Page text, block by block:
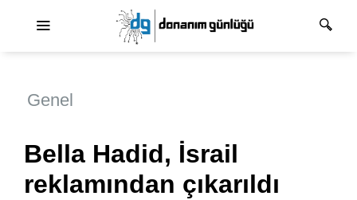
Genel
Bella Hadid, İsrail
reklamından çıkarıldı